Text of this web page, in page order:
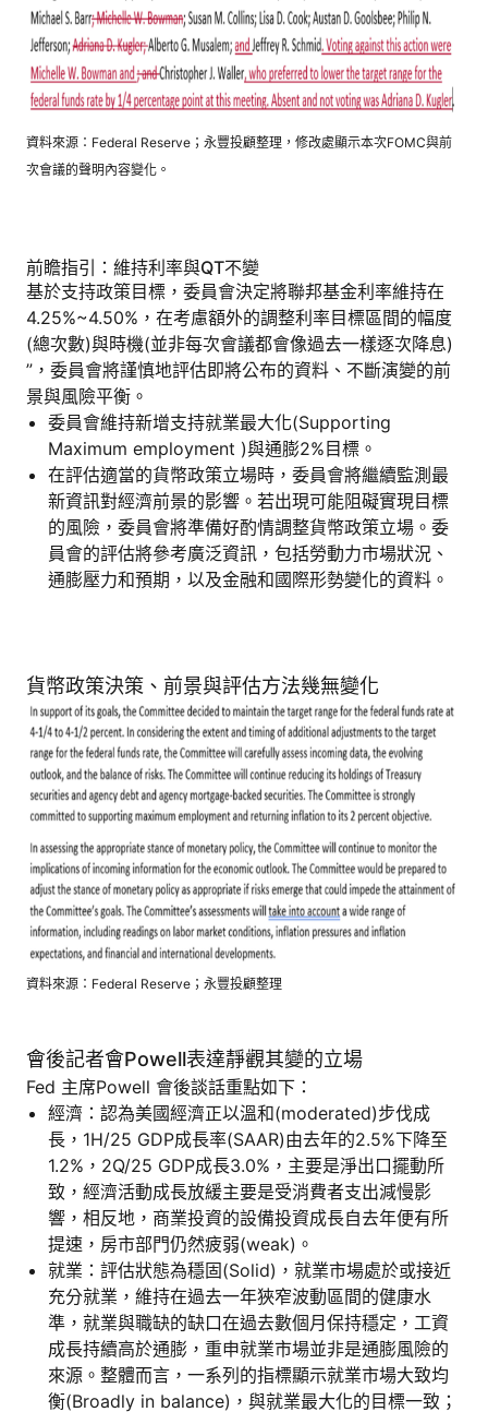
資料來源：Federal Reserve；永豐投顧整理，修改處顯示本次FOMC與前
次會議的聲明內容變化。
前瞻指引：維持利率與QT不變
基於支持政策目標，委員會決定將聯邦基金利率維持在
4.25%~4.50%，在考慮額外的調整利率目標區間的幅度
(總次數)與時機(並非每次會議都會像過去一樣逐次降息)
”，委員會將謹慎地評估即將公布的資料、不斷演變的前
景與風險平衡。
委員會維持新增支持就業最大化(Supporting
Maximum employment )與通膨2%目標。
在評估適當的貨幣政策立場時，委員會將繼續監測最
新資訊對經濟前景的影響。若出現可能阻礙實現目標
的風險，委員會將準備好酌情調整貨幣政策立場。委
員會的評估將參考廣泛資訊，包括勞動力市場狀況、
通膨壓力和預期，以及金融和國際形勢變化的資料。
貨幣政策決策、前景與評估方法幾無變化
資料來源：Federal Reserve；永豐投顧整理
會後記者會Powell表達靜觀其變的立場
Fed 主席Powell 會後談話重點如下：
經濟：認為美國經濟正以溫和(moderated)步伐成
長，1H/25 GDP成長率(SAAR)由去年的2.5%下降至
1.2%，2Q/25 GDP成長3.0%，主要是淨出口擺動所
致，經濟活動成長放緩主要是受消費者支出減慢影
響，相反地，商業投資的設備投資成長自去年便有所
提速，房市部門仍然疲弱(weak)。
就業：評估狀態為穩固(Solid)，就業市場處於或接近
充分就業，維持在過去一年狹窄波動區間的健康水
準，就業與職缺的缺口在過去數個月保持穩定，工資
成長持續高於通膨，重申就業市場並非是通膨風險的
來源。整體而言，一系列的指標顯示就業市場大致均
衡(Broadly in balance)，與就業最大化的目標一致；